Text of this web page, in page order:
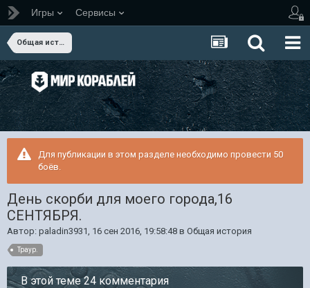
Игры Сервисы
Общая история
Для публикации в этом разделе необходимо провести 50
боёв.
День скорби для моего города,16
СЕНТЯБРЯ.
Автор: paladin3931, 16 сен 2016, 19:58:48 в Общая история
Траур.
В этой теме 24 комментария